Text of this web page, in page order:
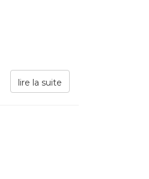
lire la suite